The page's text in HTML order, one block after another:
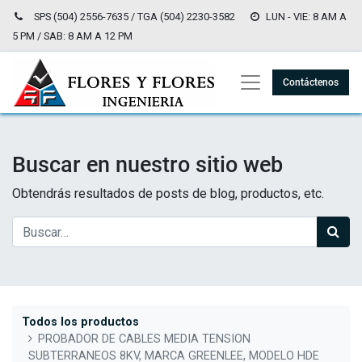
SPS (504) 2556-7635 / TGA (504) 2230-3582
LUN - VIE: 8 AM A
5 PM / SAB: 8 AM A 12 PM
Contáctenos
Buscar en nuestro sitio web
Obtendrás resultados de posts de blog, productos, etc.
Todos los productos
PROBADOR DE CABLES MEDIA TENSION
SUBTERRANEOS 8KV, MARCA GREENLEE, MODELO HDE